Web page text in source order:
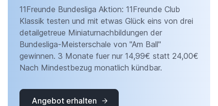
11Freunde Bundesliga Aktion: 11Freunde Club
Klassik testen und mit etwas Glück eins von drei
detailgetreue Miniaturnachbildungen der
Bundesliga-Meisterschale von "Am Ball"
gewinnen. 3 Monate fuer nur 14,99€ statt 24,00€
Nach Mindestbezug monatlich kündbar.
Angebot erhalten